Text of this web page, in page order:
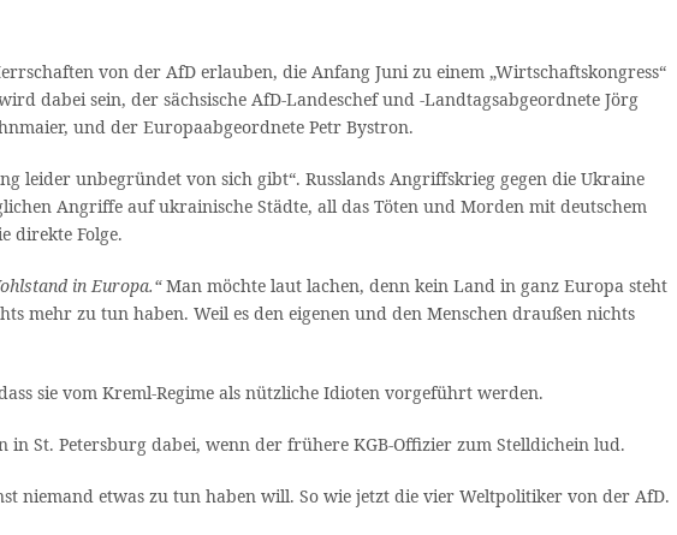
von der AfD erlauben, die Anfang Juni zu einem „Wirtschaftskongress“
dabei sein, der sächsische AfD-Landeschef und -Landtagsabgeordnete Jörg
und der Europaabgeordnete Petr Bystron.
leider unbegründet von sich gibt“. Russlands Angriffskrieg gegen die Ukraine
Angriffe auf ukrainische Städte, all das Töten und Morden mit deutschem
direkte Folge.
in Europa.“Man möchte laut lachen, denn kein Land in ganz Europa steht
mehr zu tun haben. Weil es den eigenen und den Menschen draußen nichts
sie vom Kreml-Regime als nützliche Idioten vorgeführt werden.
St. Petersburg dabei, wenn der frühere KGB-Offizier zum Stelldichein lud.
niemand etwas zu tun haben will. So wie jetzt die vier Weltpolitiker von der AfD.